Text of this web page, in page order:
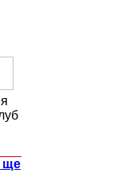
ще